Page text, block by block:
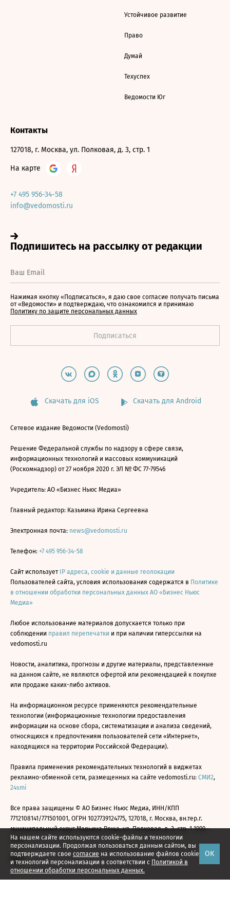
На нашем сайте используются cookie-файлы и технологии
персонализации. Продолжая пользоваться данным сайтом, вы
подтверждаете свое согласие на использование файлов cookie
и технологий персонализации в соответствии с Политикой в
отношении обработки персональных данных.
ОК
Устойчивое развитие
Право
Думай
Техуспех
Ведомости Юг
Контакты
127018, г. Москва, ул. Полковая, д. 3, стр. 1
На карте
+7 495 956-34-58
info@vedomosti.ru
Нажимая кнопку «Подписаться», я даю свое согласие получать письма
от «Ведомости» и подтверждаю, что ознакомился и принимаю
Политику по защите персональных данных
Скачать для iOS Скачать для Android
Сетевое издание Ведомости (Vedomosti)
Решение Федеральной службы по надзору в сфере связи,
информационных технологий и массовых коммуникаций
(Роскомнадзор) от 27 ноября 2020 г. ЭЛ № ФС 77-79546
Учредитель: АО «Бизнес Ньюс Медиа»
Главный редактор: Казьмина Ирина Сергеевна
Электронная почта: news@vedomosti.ru
Телефон: +7 495 956-34-58
Сайт использует IP адреса, cookie и данные геолокации
Пользователей сайта, условия использования содержатся в Политике
в отношении обработки персональных данных АО «Бизнес Ньюс
Медиа»
Любое использование материалов допускается только при
соблюдении правил перепечатки и при наличии гиперссылки на
vedomosti.ru
Новости, аналитика, прогнозы и другие материалы, представленные
на данном сайте, не являются офертой или рекомендацией к покупке
или продаже каких-либо активов.
На информационном ресурсе применяются рекомендательные
технологии (информационные технологии предоставления
информации на основе сбора, систематизации и анализа сведений,
относящихся к предпочтениям пользователей сети «Интернет»,
находящихся на территории Российской Федерации).
Правила применения рекомендательных технологий в виджетах
рекламно-обменной сети, размещенных на сайте vedomosti.ru: СМИ2,
24smi
Все права защищены © АО Бизнес Ньюс Медиа, ИНН/КПП
7712108141/771501001, ОГРН 1027739124775, 127018, г. Москва, вн.тер.г.
муниципальный округ Марьина Роща, ул. Полковая, д. 3, стр. 1 1999—
2026